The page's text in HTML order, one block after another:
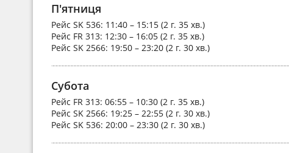
П'ятниця
Рейс SK 536: 11:40 – 15:15 (2 г. 35 хв.)
Рейс FR 313: 12:30 – 16:05 (2 г. 35 хв.)
Рейс SK 2566: 19:50 – 23:20 (2 г. 30 хв.)
Субота
Рейс FR 313: 06:55 – 10:30 (2 г. 35 хв.)
Рейс SK 2566: 19:25 – 22:55 (2 г. 30 хв.)
Рейс SK 536: 20:00 – 23:30 (2 г. 30 хв.)